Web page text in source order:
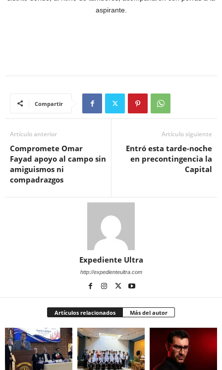
aspirante.
Compartir
Artículo anterior
Compromete Omar
Fayad apoyo al campo sin
amiguismos ni
compadrazgos
Artículo siguiente
Entró esta tarde-noche
en precontingencia la
Capital
Expediente Ultra
http://expedienteultra.com
Artículos relacionados Más del autor